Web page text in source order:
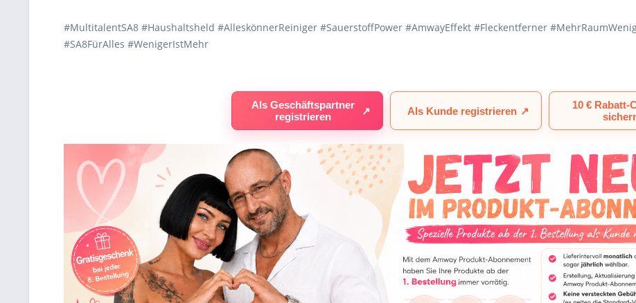
#MultitalentSA8 #Haushaltsheld #AlleskönnerReiniger #SauerstoffPower #AmwayEffekt #Fleckentferner
#SA8FürAlles #WenigerIstMehr
Als Geschäftspartner
registrieren
↗ Als Kunde registrieren ↗
10 € Rabatt-